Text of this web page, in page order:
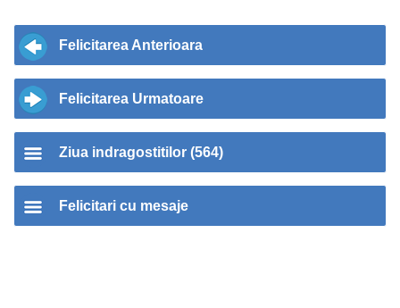
Felicitarea Anterioara
Felicitarea Urmatoare
Ziua indragostitilor (564)
Felicitari cu mesaje